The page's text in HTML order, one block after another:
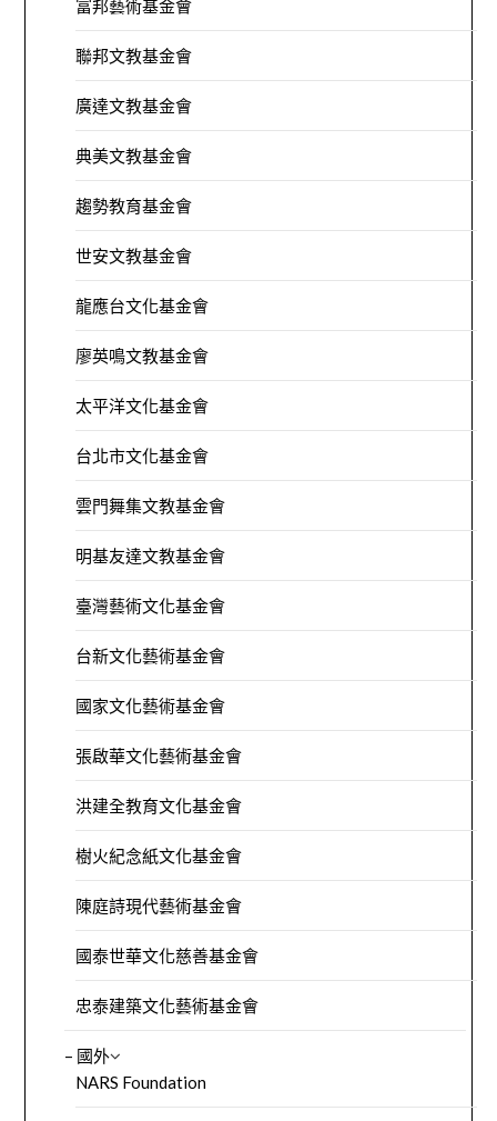
富邦藝術基金會
聯邦文教基金會
廣達文教基金會
典美文教基金會
趨勢教育基金會
世安文教基金會
龍應台文化基金會
廖英鳴文教基金會
太平洋文化基金會
台北市文化基金會
雲門舞集文教基金會
明基友達文教基金會
臺灣藝術文化基金會
台新文化藝術基金會
國家文化藝術基金會
張啟華文化藝術基金會
洪建全教育文化基金會
樹火紀念紙文化基金會
陳庭詩現代藝術基金會
國泰世華文化慈善基金會
忠泰建築文化藝術基金會
– 國外
NARS Foundation